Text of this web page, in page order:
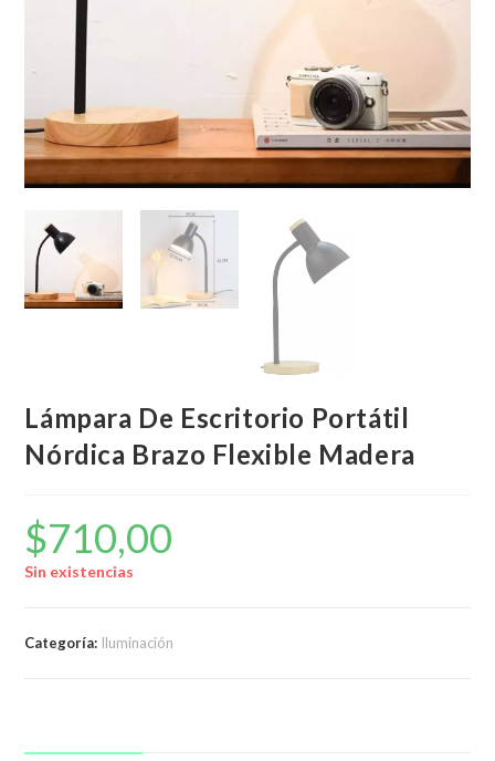
Lámpara De Escritorio Portátil
Nórdica Brazo Flexible Madera
$710,00
Sin existencias
Categoría: Iluminación